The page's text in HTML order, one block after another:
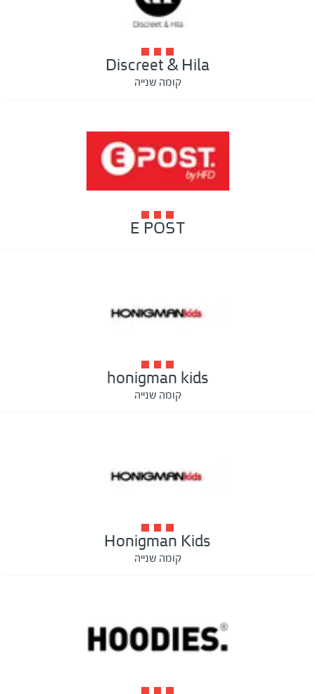
Discreet & Hila
קומה שנייה
E POST
honigman kids
קומה שנייה
Honigman Kids
קומה שנייה